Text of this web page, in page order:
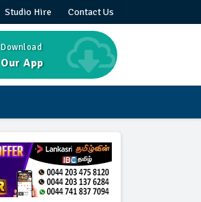
Studio Hire Contact Us
Download
Our App